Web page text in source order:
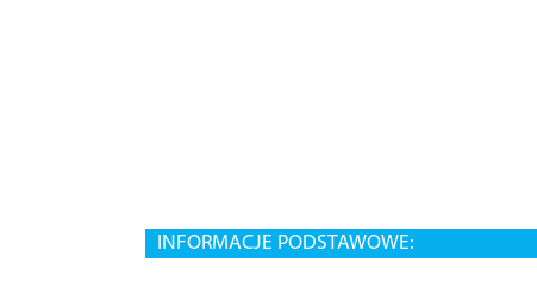
INFORMACJE PODSTAWOWE: